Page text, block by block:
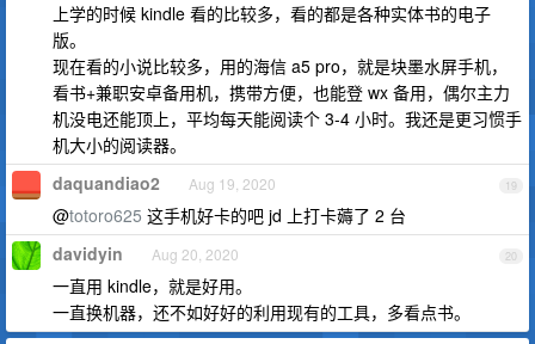
上学的时候 kindle 看的比较多，看的都是各种实体书的电子
版。
现在看的小说比较多，用的海信 a5 pro，就是块墨水屏手机，
看书+兼职安卓备用机，携带方便，也能登 wx 备用，偶尔主力
机没电还能顶上，平均每天能阅读个 3-4 小时。我还是更习惯手
机大小的阅读器。
19
daquandiao2 Aug 19, 2020
@totoro625 这手机好卡的吧 jd 上打卡薅了 2 台
20
davidyin Aug 20, 2020
一直用 kindle，就是好用。
一直换机器，还不如好好的利用现有的工具，多看点书。